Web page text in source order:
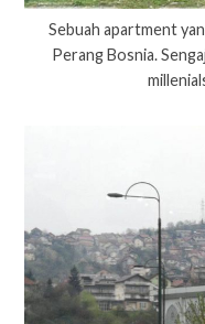
Sebuah apartment
Perang Bosnia.